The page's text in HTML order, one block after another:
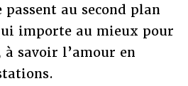
au second plan
importe au mieux pour
savoir l’amour en